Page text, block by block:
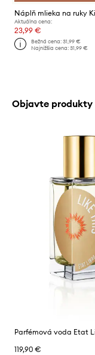
Aktuálna cena:
23,99 €
Bežná cena:31,99 €
Najnižšia cena:31,99 €
Objavte produkty
119,90 €